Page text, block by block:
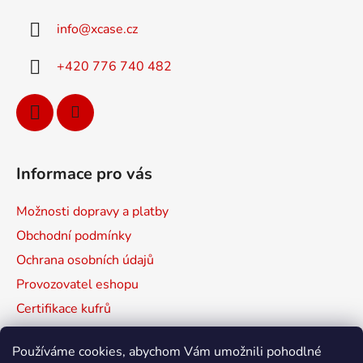
Používáme cookies, abychom Vám umožnili pohodlné
info@xcase.cz
+420 776 740 482
Informace pro vás
Možnosti dopravy a platby
Obchodní podmínky
Ochrana osobních údajů
Provozovatel eshopu
Certifikace kufrů
Prodávané značky
Mapa serveru